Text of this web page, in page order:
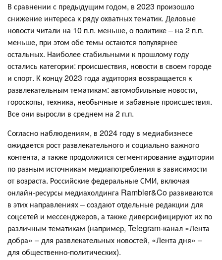
В сравнении с предыдущим годом, в 2023 произошло
снижение интереса к ряду охватных тематик. Деловые
новости читали на 10 п.п. меньше, о политике – на 2 п.п.
меньше, при этом обе темы остаются популярнее
остальных. Наиболее стабильными к прошлому году
остались категории: происшествия, новости в своем городе
и спорт. К концу 2023 года аудитория возвращается к
развлекательным тематикам: автомобильные новости,
гороскопы, техника, необычные и забавные происшествия.
Все они выросли в среднем на 2 п.п.
Согласно наблюдениям, в 2024 году в медиабизнесе
ожидается рост развлекательного и социально важного
контента, а также продолжится сегментирование аудитории
по разным источникам медиапотребления в зависимости
от возраста. Российские федеральные СМИ, включая
онлайн-ресурсы медиахолдинга Rambler&Co развиваются
в этих направлениях – создают отдельные редакции для
соцсетей и мессенджеров, а также диверсифицируют их по
различным тематикам (например, Telegram-канал «Лента
добра» – для развлекательных новостей, «Лента дня» –
для общественно-политических).